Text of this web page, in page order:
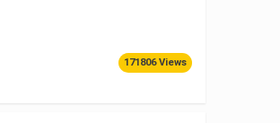
171806 Views